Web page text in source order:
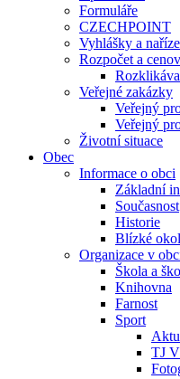
Formuláře
CZECHPOINT
Vyhlášky a
Rozpočet a
Veřejné zakázky
Veřejný
Veřejný
Životní situace
Obec
Informace o obci
Základní
Současnost
Historie
Blízké
Organizace v
Škola a
Knihovna
Farnost
Sport
TJ